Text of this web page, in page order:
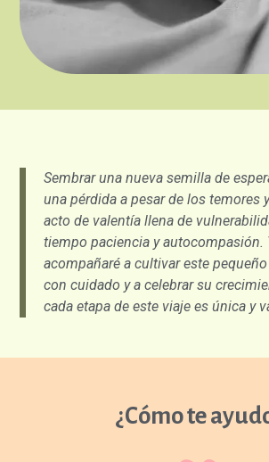
Sembrar una nueva semilla de
una pérdida a pesar de los temores
acto de valentía llena de
tiempo paciencia y autocompasión.
acompañaré a cultivar este
con cuidado y a celebrar su
cada etapa de este viaje es única y
¿Cómo te